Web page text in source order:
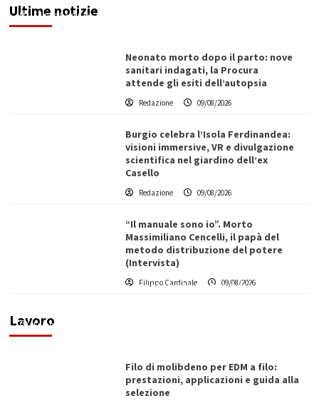
Ultime notizie
Filippo Cardinale
Neonato morto dopo il parto: nove
sanitari indagati, la Procura
attende gli esiti dell’autopsia
Redazione 09/08/2026
Burgio celebra l’Isola Ferdinandea:
visioni immersive, VR e divulgazione
scientifica nel giardino dell’ex
Casello
Redazione 09/08/2026
“Il manuale sono io”. Morto
Massimiliano Cencelli, il papà del
metodo distribuzione del potere
(Intervista)
Filippo Cardinale 09/08/2026
Lavoro
L’ingegnere saccense Buscarnera partner chiave
di un progetto transnazionale per la transizione
Filippo Cardinale
Filo di molibdeno per EDM a filo:
prestazioni, applicazioni e guida alla
selezione